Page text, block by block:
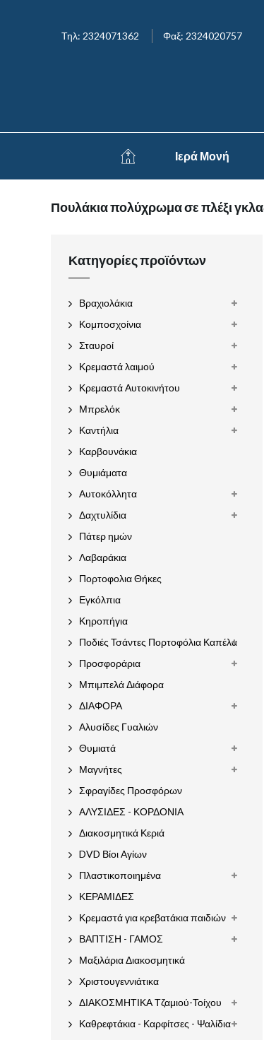
Τηλ: 2324071362 Φαξ: 2324020757
Ιερά Μονή
Πουλάκια πολύχρωμα σε πλέξι
Κατηγορίες προϊόντων
Βραχιολάκια
Κομποσχοίνια
Σταυροί
Κρεμαστά λαιμού
Κρεμαστά Αυτοκινήτου
Μπρελόκ
Καντήλια
Καρβουνάκια
Θυμιάματα
Αυτοκόλλητα
Δαχτυλίδια
Πάτερ ημών
Λαβαράκια
Πορτοφολια Θήκες
Εγκόλπια
Κηροπήγια
Ποδιές Τσάντες Πορτοφόλια Καπέλα
Προσφοράρια
Μπιμπελά Διάφορα
ΔΙΑΦΟΡΑ
Αλυσίδες Γυαλιών
Θυμιατά
Μαγνήτες
Σφραγίδες Προσφόρων
ΑΛΥΣΙΔΕΣ - ΚΟΡΔΟΝΙΑ
Διακοσμητικά Κεριά
DVD Βίοι Αγίων
Πλαστικοποιημένα
ΚΕΡΑΜΙΔΕΣ
Κρεμαστά για κρεβατάκια παιδιών
ΒΑΠΤΙΣΗ - ΓΑΜΟΣ
Μαξιλάρια Διακοσμητικά
Χριστουγεννιάτικα
ΔΙΑΚΟΣΜΗΤΙΚΑ Τζαμιού-Τοίχου
Καθρεφτάκια - Καρφίτσες - Ψαλίδια